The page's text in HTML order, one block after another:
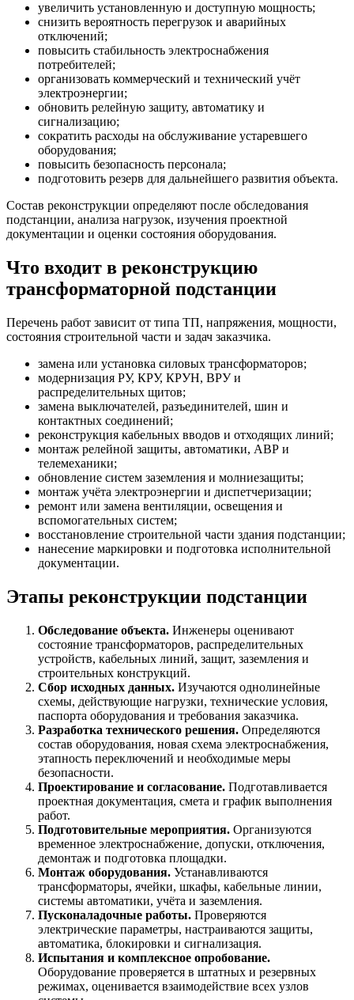
увеличить установленную и доступную мощность;
снизить вероятность перегрузок и аварийных
отключений;
повысить стабильность электроснабжения
потребителей;
организовать коммерческий и технический учёт
электроэнергии;
обновить релейную защиту, автоматику и
сигнализацию;
сократить расходы на обслуживание устаревшего
оборудования;
повысить безопасность персонала;
подготовить резерв для дальнейшего развития объекта.
Состав реконструкции определяют после обследования
подстанции, анализа нагрузок, изучения проектной
документации и оценки состояния оборудования.
Что входит в реконструкцию
трансформаторной подстанции
Перечень работ зависит от типа ТП, напряжения, мощности,
состояния строительной части и задач заказчика.
замена или установка силовых трансформаторов;
модернизация РУ, КРУ, КРУН, ВРУ и
распределительных щитов;
замена выключателей, разъединителей, шин и
контактных соединений;
реконструкция кабельных вводов и отходящих линий;
монтаж релейной защиты, автоматики, АВР и
телемеханики;
обновление систем заземления и молниезащиты;
монтаж учёта электроэнергии и диспетчеризации;
ремонт или замена вентиляции, освещения и
вспомогательных систем;
восстановление строительной части здания подстанции;
нанесение маркировки и подготовка исполнительной
документации.
Этапы реконструкции подстанции
Обследование объекта. Инженеры оценивают
состояние трансформаторов, распределительных
устройств, кабельных линий, защит, заземления и
строительных конструкций.
Сбор исходных данных. Изучаются однолинейные
схемы, действующие нагрузки, технические условия,
паспорта оборудования и требования заказчика.
Разработка технического решения. Определяются
состав оборудования, новая схема электроснабжения,
этапность переключений и необходимые меры
безопасности.
Проектирование и согласование. Подготавливается
проектная документация, смета и график выполнения
работ.
Подготовительные мероприятия. Организуются
временное электроснабжение, допуски, отключения,
демонтаж и подготовка площадки.
Монтаж оборудования. Устанавливаются
трансформаторы, ячейки, шкафы, кабельные линии,
системы автоматики, учёта и заземления.
Пусконаладочные работы. Проверяются
электрические параметры, настраиваются защиты,
автоматика, блокировки и сигнализация.
Испытания и комплексное опробование.
Оборудование проверяется в штатных и резервных
режимах, оценивается взаимодействие всех узлов